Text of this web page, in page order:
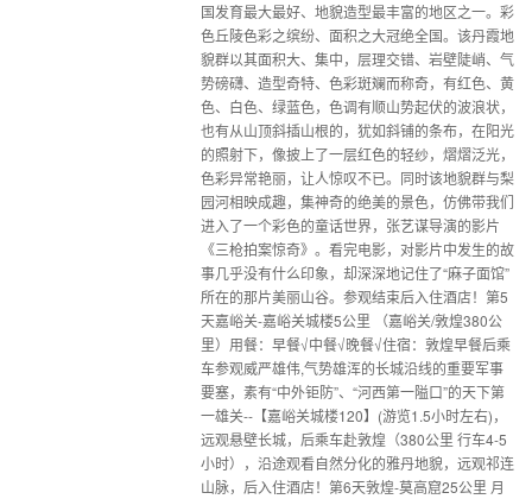
国发育最大最好、地貌造型最丰富的地区之一。彩
色丘陵色彩之缤纷、面积之大冠绝全国。该丹霞地
貌群以其面积大、集中，层理交错、岩壁陡峭、气
势磅礴、造型奇特、色彩斑斓而称奇，有红色、黄
色、白色、绿蓝色，色调有顺山势起伏的波浪状，
也有从山顶斜插山根的，犹如斜铺的条布，在阳光
的照射下，像披上了一层红色的轻纱，熠熠泛光，
色彩异常艳丽，让人惊叹不已。同时该地貌群与梨
园河相映成趣，集神奇的绝美的景色，仿佛带我们
进入了一个彩色的童话世界，张艺谋导演的影片
《三枪拍案惊奇》。看完电影，对影片中发生的故
事几乎没有什么印象，却深深地记住了“麻子面馆”
所在的那片美丽山谷。参观结束后入住酒店！第5
天嘉峪关-嘉峪关城楼5公里 （嘉峪关/敦煌380公
里）用餐：早餐√中餐√晚餐√住宿：敦煌早餐后乘
车参观威严雄伟,气势雄浑的长城沿线的重要军事
要塞，素有“中外钜防”、“河西第一隘口”的天下第
一雄关--【嘉峪关城楼120】(游览1.5小时左右)，
远观悬壁长城，后乘车赴敦煌（380公里 行车4-5
小时），沿途观看自然分化的雅丹地貌，远观祁连
山脉，后入住酒店！第6天敦煌-莫高窟25公里 月